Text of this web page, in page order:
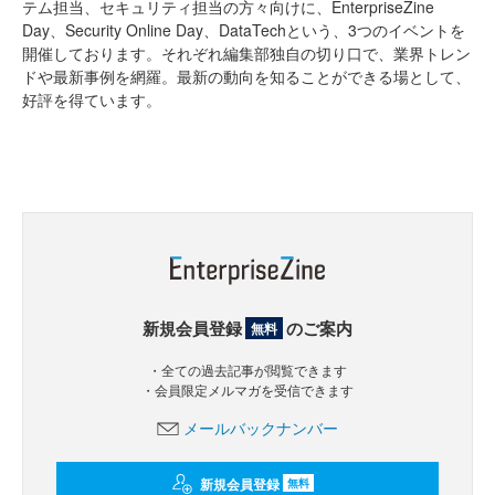
テム担当、セキュリティ担当の方々向けに、EnterpriseZine
Day、Security Online Day、DataTechという、3つのイベントを
開催しております。それぞれ編集部独自の切り口で、業界トレン
ドや最新事例を網羅。最新の動向を知ることができる場として、
好評を得ています。
新規会員登録 無料 のご案内
・全ての過去記事が閲覧できます
・会員限定メルマガを受信できます
メールバックナンバー
新規会員登録 無料